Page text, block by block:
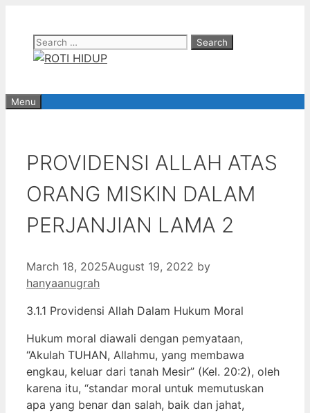
contentSearch
for:
Menu
PROVIDENSI ALLAH ATAS
ORANG MISKIN DALAM
PERJANJIAN LAMA 2
March 18, 2025August 19, 2022 by
hanyaanugrah
3.1.1 Providensi Allah Dalam Hukum Moral
Hukum moral diawali dengan pemyataan,
“Akulah TUHAN, Allahmu, yang membawa
engkau, keluar dari tanah Mesir” (Kel. 20:2), oleh
karena itu, “standar moral untuk memutuskan
apa yang benar dan salah, baik dan jahat,